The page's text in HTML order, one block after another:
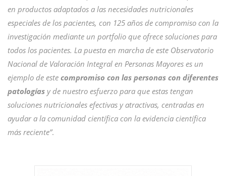
en productos adaptados a las necesidades nutricionales
especiales de los pacientes, con 125 años de compromiso con la
investigación mediante un portfolio que ofrece soluciones para
todos los pacientes. La puesta en marcha de este Observatorio
Nacional de Valoración Integral en Personas Mayores es un
ejemplo de este compromiso con las personas con diferentes
patologías y de nuestro esfuerzo para que estas tengan
soluciones nutricionales efectivas y atractivas, centradas en
ayudar a la comunidad científica con la evidencia científica
más reciente”.